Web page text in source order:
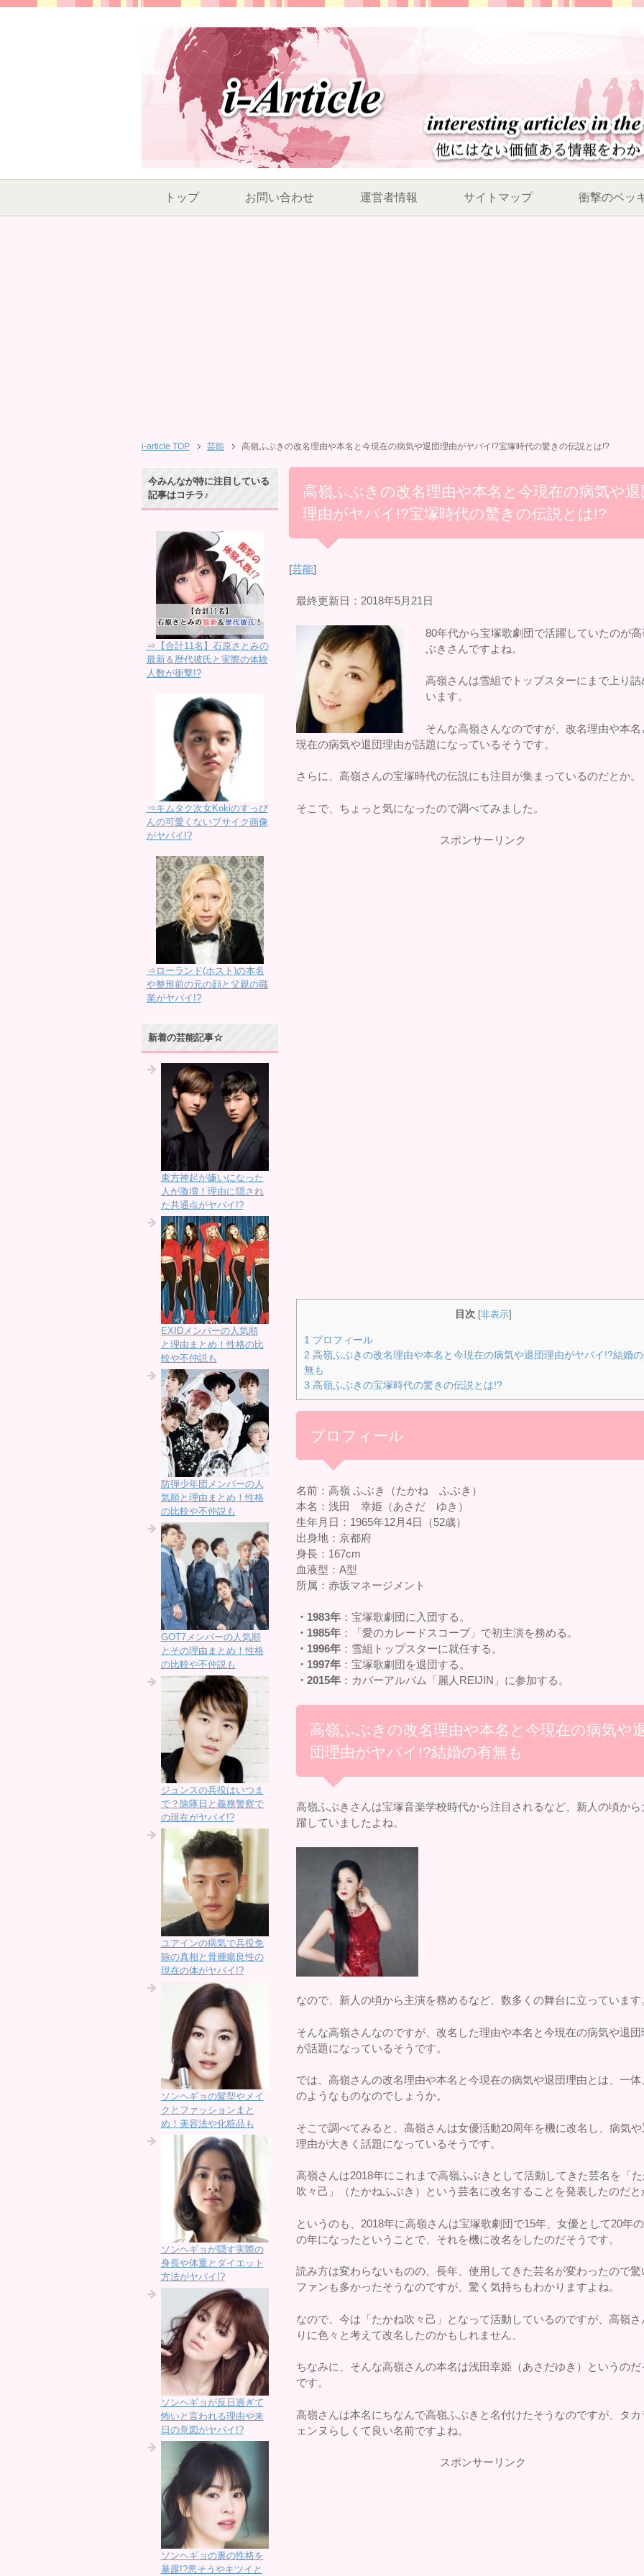
トップ お問い合わせ 運営者情報 サイトマップ 衝撃のベッ
i-article TOP 芸能 高嶺ふぶきの改名理由や本名と今現在の病気や退団理由がヤバイ!?宝塚時代の驚きの伝説とは!?
高嶺ふぶきの改名理由や本名と今現在の病気や退
理由がヤバイ!?宝塚時代の驚きの伝説とは!?
[芸能]
最終更新日：2018年5月21日
80年代から宝塚歌劇団で活躍していたのが
ぶきさんですよね。
高嶺さんは雪組でトップスターにまで上り詰
います。
そんな高嶺さんなのですが、改名理由や本名
現在の病気や退団理由が話題になっているそうです。
さらに、高嶺さんの宝塚時代の伝説にも注目が集まっているのだとか。
そこで、ちょっと気になったので調べてみました。
スポンサーリンク
目次 [非表示]
1 プロフィール
2 高嶺ふぶきの改名理由や本名と今現在の病気や退団理由がヤバイ!?結婚
無も
3 高嶺ふぶきの宝塚時代の驚きの伝説とは!?
プロフィール
名前：高嶺 ふぶき（たかね ふぶき）
本名：浅田 幸姫（あさだ ゆき）
生年月日：1965年12月4日（52歳）
出身地：京都府
身長：167cm
血液型：A型
所属：赤坂マネージメント
・1983年 ：宝塚歌劇団に入団する。
・1985年 ：「愛のカレードスコープ」で初主演を務める。
・1996年 ：雪組トップスターに就任する。
・1997年 ：宝塚歌劇団を退団する。
・2015年 ：カバーアルバム「麗人REIJIN」に参加する。
高嶺ふぶきの改名理由や本名と今現在の病気や
団理由がヤバイ!?結婚の有無も
高嶺ふぶきさんは宝塚音楽学校時代から注目されるなど、新人の頃から
躍していましたよね。
なので、新人の頃から主演を務めるなど、数多くの舞台に立っています
そんな高嶺さんなのですが、改名した理由や本名と今現在の病気や退団
が話題になっているそうです。
では、高嶺さんの改名理由や本名と今現在の病気や退団理由とは、一体
のようなものなのでしょうか。
そこで調べてみると、高嶺さんは女優活動20周年を機に改名し、病気
理由が大きく話題になっているそうです。
高嶺さんは2018年にこれまで高嶺ふぶきとして活動してきた芸名を「
吹々己」（たかねふぶき）という芸名に改名することを発表したのだと
というのも、2018年に高嶺さんは宝塚歌劇団で15年、女優として20年
の年になったということで、それを機に改名をしたのだそうです。
読み方は変わらないものの、長年、使用してきた芸名が変わったので驚
ファンも多かったそうなのですが、驚く気持ちもわかりますよね。
なので、今は「たかね吹々己」となって活動しているのですが、高嶺さ
りに色々と考えて改名したのかもしれません、
ちなみに、そんな高嶺さんの本名は浅田幸姫（あさだゆき）というのだ
です。
高嶺さんは本名にちなんで高嶺ふぶきと名付けたそうなのですが、タカ
ェンヌらしくて良い名前ですよね。
スポンサーリンク
今みんなが特に注目している
記事はコチラ♪
⇒【合計11名】石原さとみの
最新＆歴代彼氏と実際の体験
人数が衝撃!?
⇒キムタク次女Kokiのすっぴ
んの可愛くないブサイク画像
がヤバイ!?
⇒ローランド(ホスト)の本名
や整形前の元の顔と父親の職
業がヤバイ!?
新着の芸能記事☆
東方神起が嫌いになった
人が激増！理由に隠され
た共通点がヤバイ!?
EXIDメンバーの人気順
と理由まとめ！性格の比
較や不仲説も
防弾少年団メンバーの人
気順と理由まとめ！性格
の比較や不仲説も
GOT7メンバーの人気順
とその理由まとめ！性格
の比較や不仲説も
ジュンスの兵役はいつま
で？除隊日と義務警察で
の現在がヤバイ!?
ユアインの病気で兵役免
除の真相と骨腫瘍良性の
現在の体がヤバイ!?
ソンヘギョの髪型やメイ
クとファッションまと
め！美容法や化粧品も
ソンヘギョが隠す実際の
身長や体重とダイエット
方法がヤバイ!?
ソンヘギョが反日過ぎて
怖いと言われる理由や来
日の意図がヤバイ!?
ソンヘギョの裏の性格を
暴露!?悪そうやキツイと